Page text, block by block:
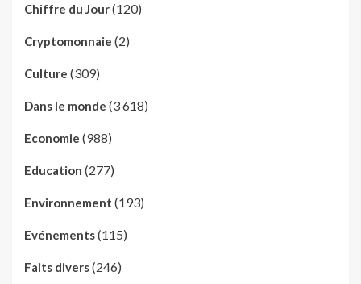
Chiffre du Jour(120)
Cryptomonnaie (2)
Culture (309)
Dans le monde (3 618)
Economie (988)
Education (277)
Environnement (193)
Evénements(115)
Faits divers(246)